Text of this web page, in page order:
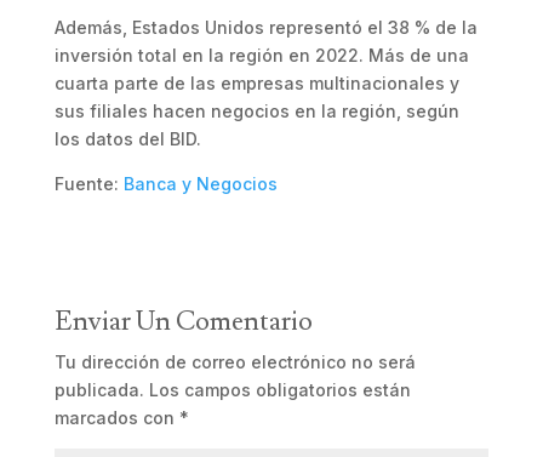
Además, Estados Unidos representó el 38 % de la
inversión total en la región en 2022. Más de una
cuarta parte de las empresas multinacionales y
sus filiales hacen negocios en la región, según
los datos del BID.
Fuente: Banca y Negocios
Enviar Un Comentario
Tu dirección de correo electrónico no será
publicada. Los campos obligatorios están
marcados con *